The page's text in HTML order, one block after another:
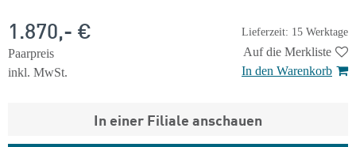
Lieferzeit: 15 Werktage
1.870,- €
Paarpreis
inkl. MwSt.
Auf die Merkliste
In den Warenkorb
In einer Filiale anschauen